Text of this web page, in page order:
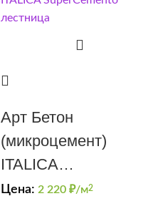
Арт Бетон
(микроцемент)
ITALICA
SuperCemento
Цена: 2 220 ₽/м2